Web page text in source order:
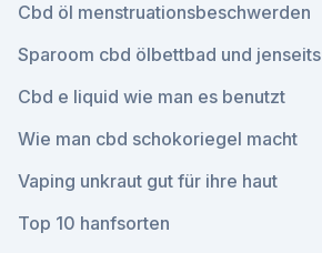
Cbd öl menstruationsbeschwerden
Sparoom cbd ölbettbad und jenseits
Cbd e liquid wie man es benutzt
Wie man cbd schokoriegel macht
Vaping unkraut gut für ihre haut
Top 10 hanfsorten